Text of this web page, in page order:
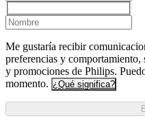
Me gustaría recibir
preferencias y
y promociones de Philips.
momento. ¿Qué significa?